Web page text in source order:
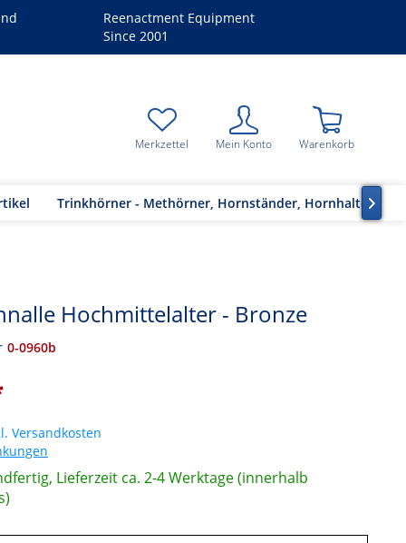
Reenactment Equipment
Since 2001
Merkzettel Mein Konto Warenkorb
Trinkhörner - Methörner, Hornständer, Hornhalter
Hochmittelalter - Bronze
0-0960b
Versandkosten
Lieferzeit ca. 2-4 Werktage (innerhalb